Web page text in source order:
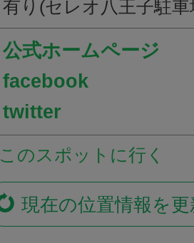
有り(セレオ八王子駐車
公式ホームページ
facebook
twitter
このスポットに行く
現在の位置情報を